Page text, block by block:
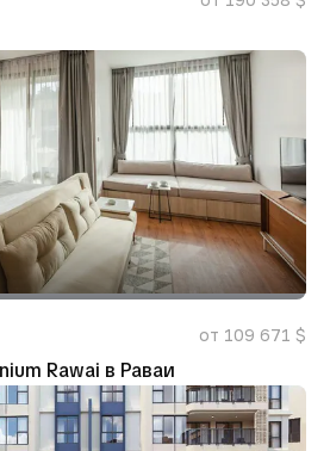
от 109 671 $
Rawai в Раваи